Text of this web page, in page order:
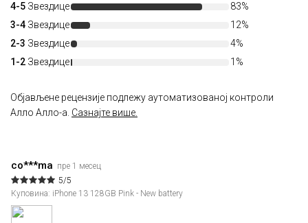
4-5 Звездице
83%
3-4 Звездице
12%
2-3 Звездице
4%
1-2 Звездице 1%
Објављене рецензије подлежу аутоматизованој контроли
Алло Алло-а. Сазнајте више.
co***ma пре 1 месец
5/5
Куповина: iPhone 13 128GB Pink - New battery